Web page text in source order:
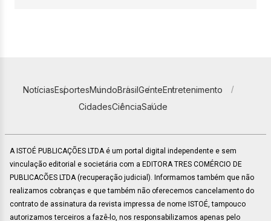
NotíciasEsportesMundoBrasilGenteEntretenimento
CidadesCiênciaSaúde
A ISTOÉ PUBLICAÇÕES LTDA é um portal digital independente e sem
vinculação editorial e societária com a EDITORA TRES COMÉRCIO DE
PUBLICACÕES LTDA (recuperação judicial). Informamos também que não
realizamos cobranças e que também não oferecemos cancelamento do
contrato de assinatura da revista impressa de nome ISTOÉ, tampouco
autorizamos terceiros a fazê-lo, nos responsabilizamos apenas pelo